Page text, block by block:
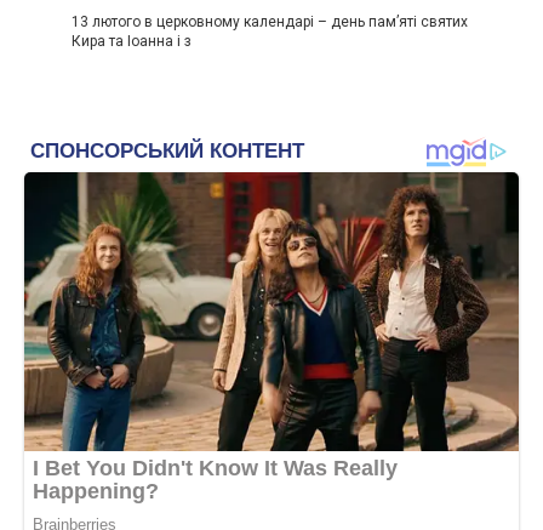
13 лютого в церковному календарі – день пам’яті святих
Кира та Іоанна і з